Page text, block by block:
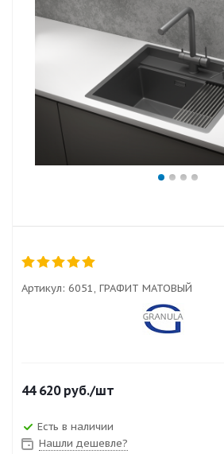
Артикул: 6051, ГРАФИТ МАТОВЫЙ
44 620руб./шт
Есть в наличии
Нашли дешевле?